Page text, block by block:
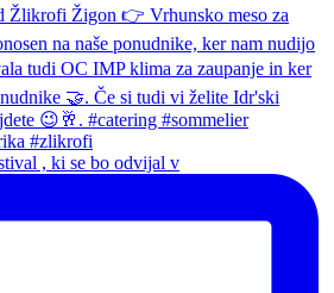
, ki se bo odvijal v